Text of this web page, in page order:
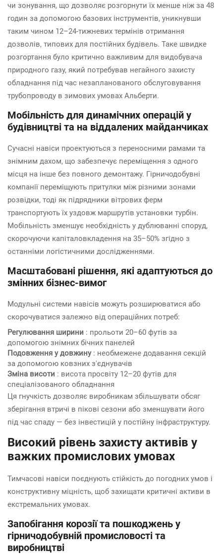
чи зонування, що дозволяє розгорнути їх менше ніж за 48
годин за допомогою базових інструментів, уникнувши
таким чином 12–24-тижневих термінів отримання
дозволів, типових для постійних будівель. Таке швидке
розгортання було критично важливим для видобувача
природного газу, який потребував негайного захисту
обладнання під час незапланованого обслуговування
трубопроводу в зимових умовах Альберти.
Мобільність для динамічних операцій у
будівництві та на віддалених майданчиках
Сучасні навіси проектуються з переносними рамами та
знімним дахом, що забезпечує переміщення з одного
місця на інше без повного демонтажу. Гірничодобувні
компанії переміщують притулки між різними зонами
розвідки, тоді як підрядники вітрових ферм
транспортують їх уздовж маршрутів установки турбін.
Мобільність зменшує необхідність у дублюванні споруд,
скорочуючи капіталовкладення на 35–50% згідно з
останніми логістичними дослідженнями.
Масштабовані рішення, які адаптуються до
змінних бізнес-вимог
Модульні системи навісів можуть розширюватися або
скорочуватися залежно від операційних потреб:
Регулювання ширини : прольоти 20–60 футів за
допомогою знімних бічних панелей
Подовження у довжину : необмежене додавання секцій
за допомогою ковзних з'єднувачів
Зміна висоти : висота просвіту 12–20 футів для
спеціалізованого обладнання
Ця гнучкість дозволяє виробникам збільшувати обсяг
зберігання втричі в пікові сезони або зменшувати його
під час спаду — без інвестицій у постійну інфраструктуру.
Високий рівень захисту активів у
важких промислових умовах
Тимчасові навіси поєднують стійкість до погодних умов і
конструктивну міцність, щоб захищати критичні активи в
екстремальних умовах.
Запобігання корозії та пошкоджень у
гірничодобувній промисловості та
виробництві